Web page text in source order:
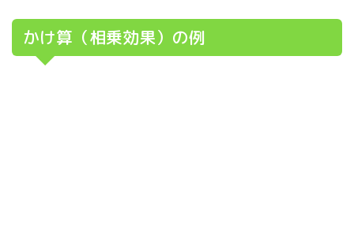
かけ算（相乗効果）の例